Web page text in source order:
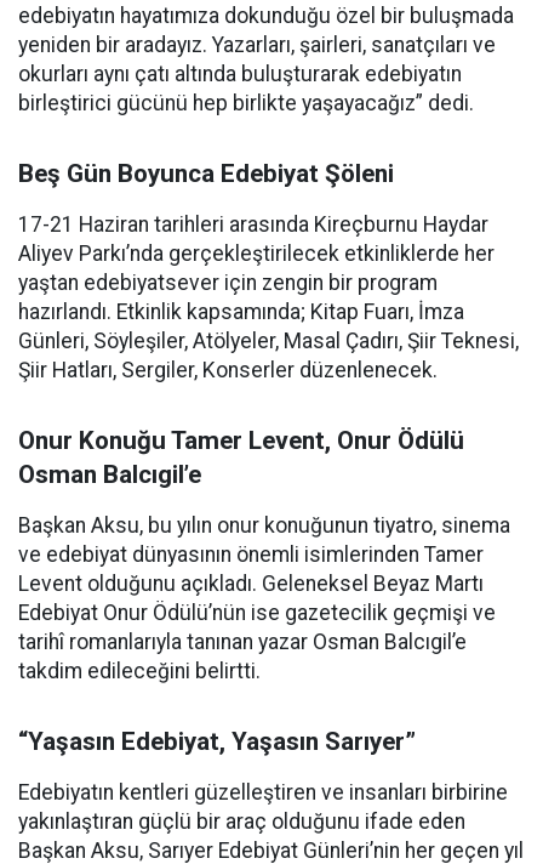
edebiyatın hayatımıza dokunduğu özel bir buluşmada
yeniden bir aradayız. Yazarları, şairleri, sanatçıları ve
okurları aynı çatı altında buluşturarak edebiyatın
birleştirici gücünü hep birlikte yaşayacağız” dedi.
Beş Gün Boyunca Edebiyat Şöleni
17-21 Haziran tarihleri arasında Kireçburnu Haydar
Aliyev Parkı’nda gerçekleştirilecek etkinliklerde her
yaştan edebiyatsever için zengin bir program
hazırlandı. Etkinlik kapsamında; Kitap Fuarı, İmza
Günleri, Söyleşiler, Atölyeler, Masal Çadırı, Şiir Teknesi,
Şiir Hatları, Sergiler, Konserler düzenlenecek.
Onur Konuğu Tamer Levent, Onur Ödülü
Osman Balcıgil’e
Başkan Aksu, bu yılın onur konuğunun tiyatro, sinema
ve edebiyat dünyasının önemli isimlerinden Tamer
Levent olduğunu açıkladı. Geleneksel Beyaz Martı
Edebiyat Onur Ödülü’nün ise gazetecilik geçmişi ve
tarihî romanlarıyla tanınan yazar Osman Balcıgil’e
takdim edileceğini belirtti.
“Yaşasın Edebiyat, Yaşasın Sarıyer”
Edebiyatın kentleri güzelleştiren ve insanları birbirine
yakınlaştıran güçlü bir araç olduğunu ifade eden
Başkan Aksu, Sarıyer Edebiyat Günleri’nin her geçen yıl